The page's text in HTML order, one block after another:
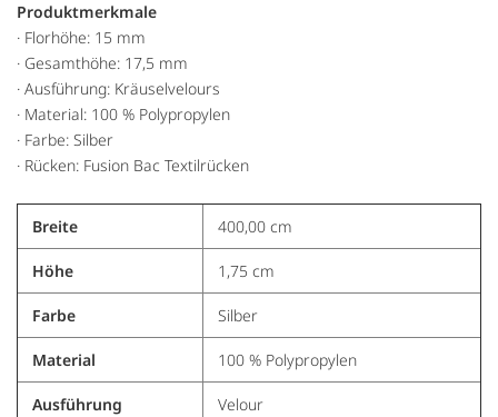
Produktmerkmale
· Florhöhe: 15 mm
· Gesamthöhe: 17,5 mm
· Ausführung: Kräuselvelours
· Material: 100 % Polypropylen
· Farbe: Silber
· Rücken: Fusion Bac Textilrücken
Breite 400,00 cm
Höhe 1,75 cm
Farbe Silber
Material 100 % Polypropylen
Ausführung Velour